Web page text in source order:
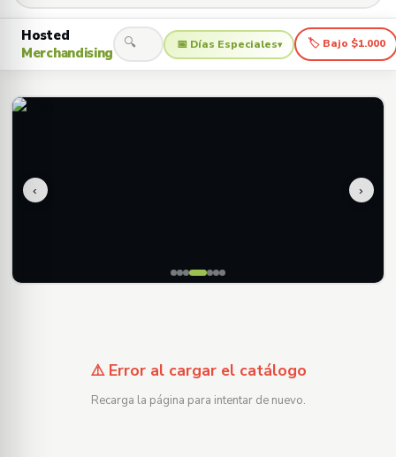
Hosted
Merchandising
🔍 📅 Días Especiales▾ 🏷 Bajo $1.000
‹ ›
⚠️ Error al cargar el catálogo
Recarga la página para intentar de nuevo.